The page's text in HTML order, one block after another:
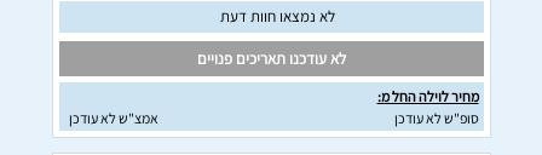
לא נמצאו חוות דעת
לא עודכנו תאריכים פנויים
מחיר לוילה החל מ:
סופ"ש לא עודכן
אמצ"ש לא עודכן